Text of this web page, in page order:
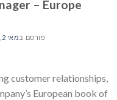
– Europe
פורסם במאי 2, 2023
customer relationships,
European book of